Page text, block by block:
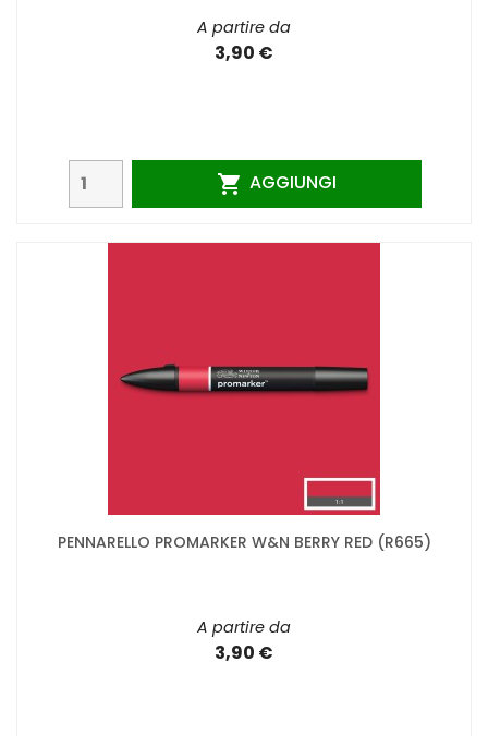
A partire da
3,90 €
 AGGIUNGI
PENNARELLO PROMARKER W&N BERRY RED (R665)
A partire da
3,90 €